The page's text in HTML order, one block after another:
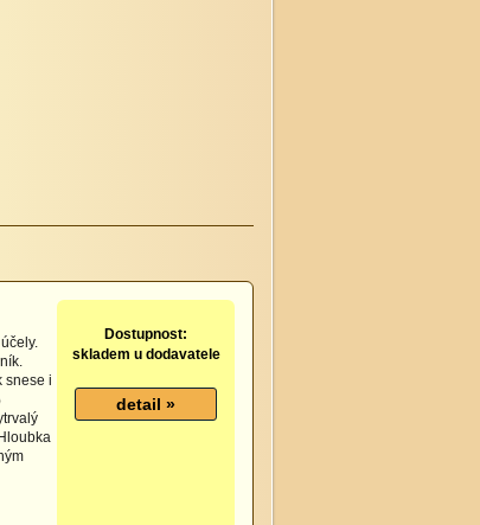
snese i
Dostupnost:
skladem u dodavatele